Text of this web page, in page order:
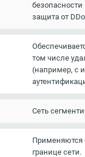
защита от
том числе
(например, с
Сеть
Применяются
границе сети.